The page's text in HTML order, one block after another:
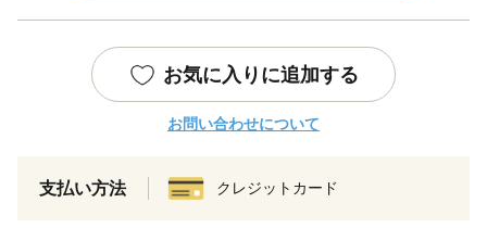
お気に入りに追加する
お問い合わせについて
支払い方法 クレジットカード